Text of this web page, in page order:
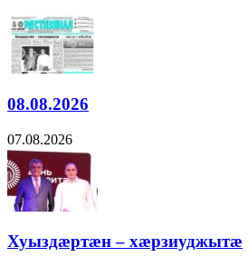
08.08.2026
07.08.2026
Хуыздæртæн – хæрзиуджытæ